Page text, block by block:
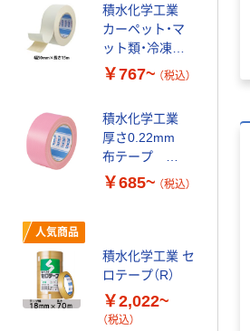
積水化学工業
カーペット・マ
ット類・冷凍ケ
ース扉のシール
￥767~ （税込）
積水化学工業
厚さ0.22mm
布テープ
No.600V
￥685~ （税込）
人気商品
積水化学工業 セ
ロテープ（R）
￥2,022~
（税込）